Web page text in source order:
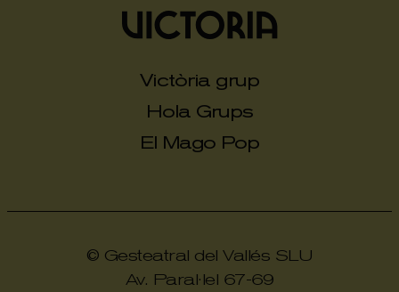
Victòria grup
Hola Grups
El Mago Pop
© Gesteatral del Vallés SLU
Av. Paral·lel 67-69